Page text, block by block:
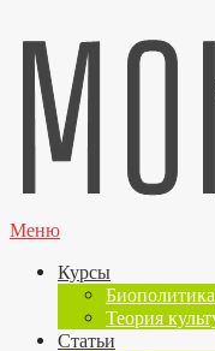
Меню
Курсы
Теория
Статьи